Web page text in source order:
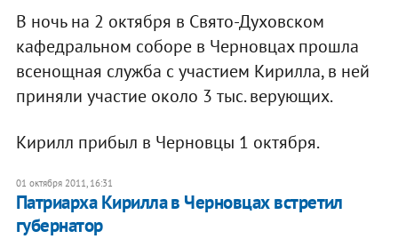
В ночь на 2 октября в Свято-Духовском
кафедральном соборе в Черновцах прошла
всенощная служба с участием Кирилла, в ней
приняли участие около 3 тыс. верующих.
Кирилл прибыл в Черновцы 1 октября.
01 октября 2011, 16:31
Патриарха Кирилла в Черновцах встретил
губернатор